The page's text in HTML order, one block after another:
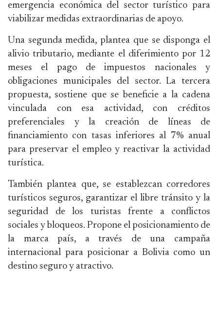
emergencia económica del sector turístico para
viabilizar medidas extraordinarias de apoyo.
Una segunda medida, plantea que se disponga el
alivio tributario, mediante el diferimiento por 12
meses el pago de impuestos nacionales y
obligaciones municipales del sector. La tercera
propuesta, sostiene que se beneficie a la cadena
vinculada con esa actividad, con créditos
preferenciales y la creación de líneas de
financiamiento con tasas inferiores al 7% anual
para preservar el empleo y reactivar la actividad
turística.
También plantea que, se establezcan corredores
turísticos seguros, garantizar el libre tránsito y la
seguridad de los turistas frente a conflictos
sociales y bloqueos. Propone el posicionamiento de
la marca país, a través de una campaña
internacional para posicionar a Bolivia como un
destino seguro y atractivo.